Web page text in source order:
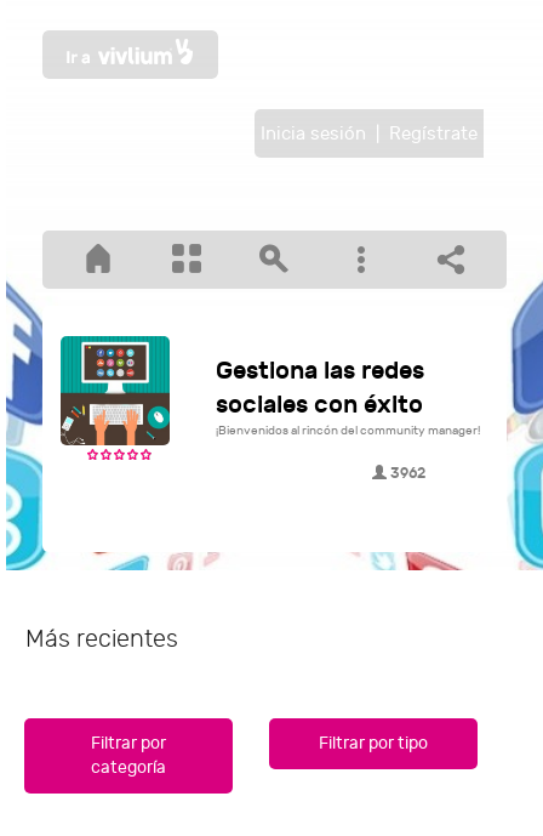
Inicia sesión Regístrate
Gestiona las redes
sociales con éxito
¡Bienvenidos al rincón del community manager!
3962
Más recientes
Filtrar por
categoría
Filtrar por tipo